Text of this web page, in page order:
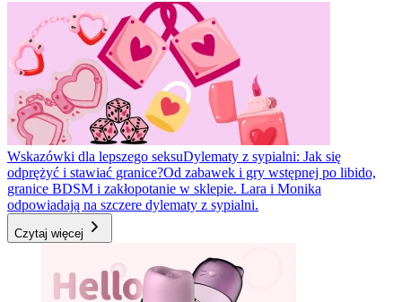
Wskazówki dla lepszego seksuDylematy z sypialni: Jak się
odprężyć i stawiać granice?Od zabawek i gry wstępnej po libido,
granice BDSM i zakłopotanie w sklepie. Lara i Monika
odpowiadają na szczere dylematy z sypialni.
Czytaj więcej